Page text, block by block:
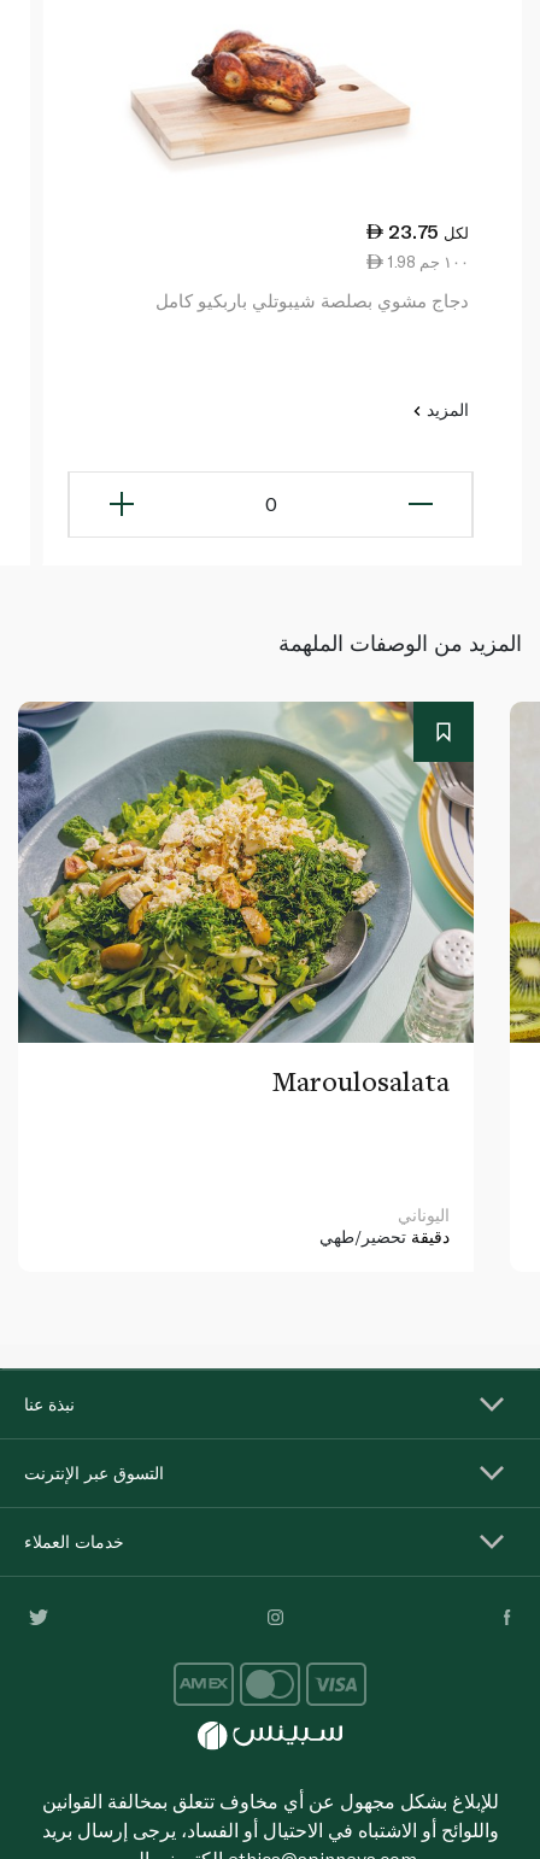
23.75 لكل
1.98 ١٠٠ جم
دجاج مشوي بصلصة شيبوتلي باربكيو كامل
المزيد
0
المزيد من الوصفات الملهمة
Maroulosalata
اليوناني
دقيقة تحضير/طهي
نبذة عنا
التسوق عبر الإنترنت
خدمات العملاء
للإبلاغ بشكل مجهول عن أي مخاوف تتعلق بمخالفة القوانين
واللوائح أو الاشتباه في الاحتيال أو الفساد، يرجى إرسال بريد